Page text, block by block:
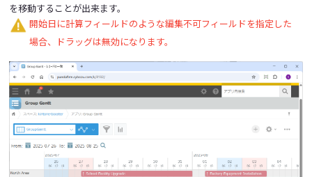
を移動することが出来ます。
開始日に計算フィールドのような編集不可フィールドを指定した
場合、ドラッグは無効になります。